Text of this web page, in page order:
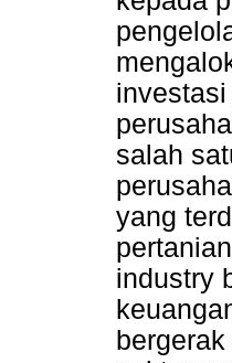
salah
yang
industry